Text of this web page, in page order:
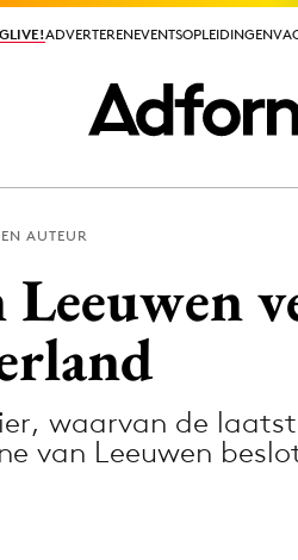
ADVERTERENEVENTSOPLEIDINGEN
ADVERTERENEVENTSOPLEIDINGEN
AUTEUR
Leeuwen
waarvan de
van Leeuwen